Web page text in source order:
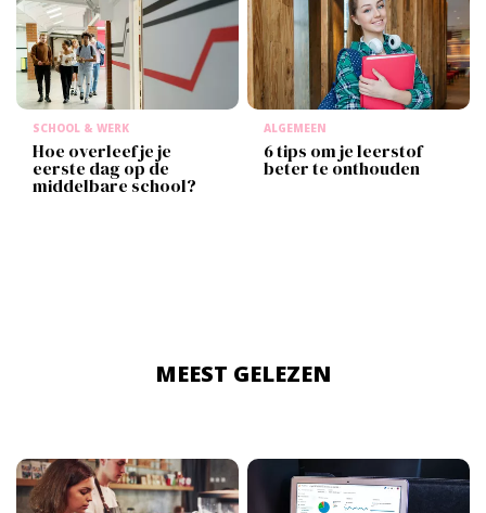
SCHOOL & WERK
Hoe overleef je je
eerste dag op de
middelbare school?
ALGEMEEN
6 tips om je leerstof
beter te onthouden
MEEST GELEZEN